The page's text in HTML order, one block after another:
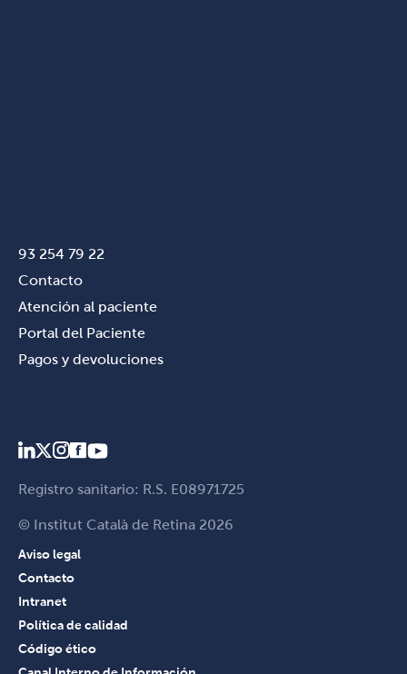
93 254 79 22
Contacto
Atención al paciente
Portal del Paciente
Pagos y devoluciones
Registro sanitario: R.S. E08971725
© Institut Català de Retina 2026
Aviso legal
Contacto
Intranet
Política de calidad
Código ético